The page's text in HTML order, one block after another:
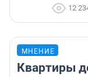
12
МНЕНИЕ
Квартиры